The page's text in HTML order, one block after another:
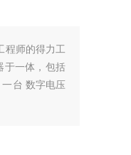
程师的得力工
于一体，包括
台 数字电压